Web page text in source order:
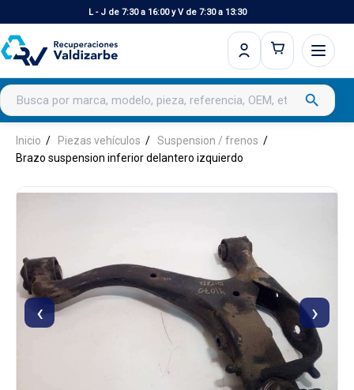
L - J de 7:30 a 16:00 y V de 7:30 a 13:30
Buscar productos search
Inicio Piezas vehículos
Suspension / frenos
Brazo suspension inferior delantero izquierdo
‹ ›